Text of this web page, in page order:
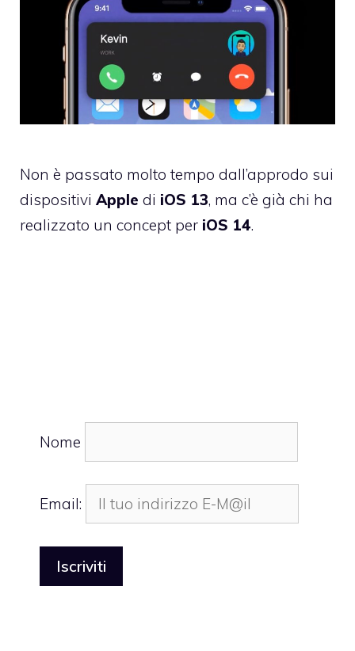
Non è passato molto tempo dall’approdo sui
dispositivi Apple di iOS 13, ma c’è già chi ha
realizzato un concept per iOS 14.
Nome
Email: